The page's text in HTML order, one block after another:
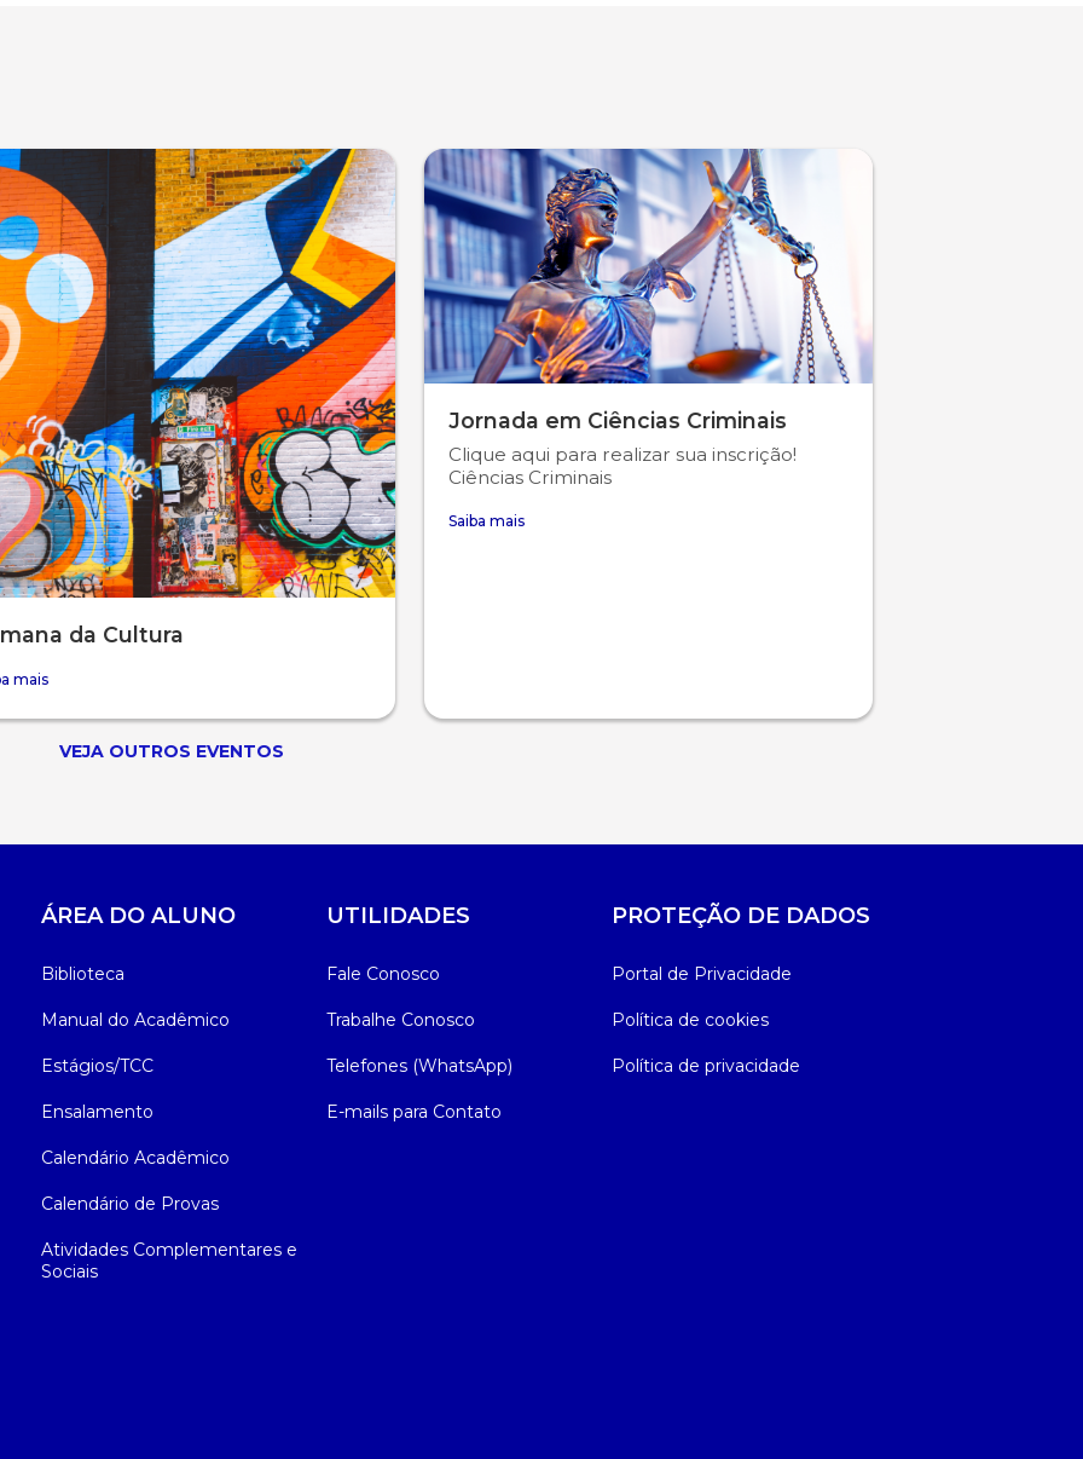
da Cultura
mais
Jornada em Ciências Criminais
Clique aqui para realizar sua inscrição!
Ciências Criminais
Saiba mais
VEJA OUTROS EVENTOS
ÁREA DO ALUNO
Biblioteca
Manual do Acadêmico
Estágios/TCC
Ensalamento
Calendário Acadêmico
Calendário de Provas
Atividades Complementares e
Sociais
UTILIDADES
Fale Conosco
Trabalhe Conosco
Telefones (WhatsApp)
E-mails para Contato
PROTEÇÃO DE DADOS
Portal de Privacidade
Política de cookies
Política de privacidade